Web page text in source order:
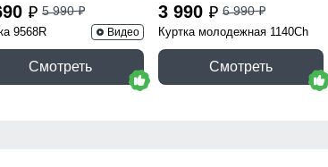
p 5 990p
9568R Видео
Смотреть
3 990 p 6 990p
Куртка молодежная 1140Ch
Смотреть